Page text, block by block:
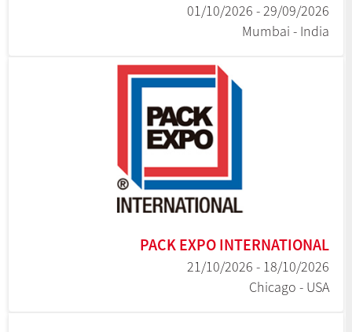
29/09/2026 - 01/10/2026
Mumbai - India
PACK EXPO INTERNATIONAL
18/10/2026 - 21/10/2026
Chicago - USA